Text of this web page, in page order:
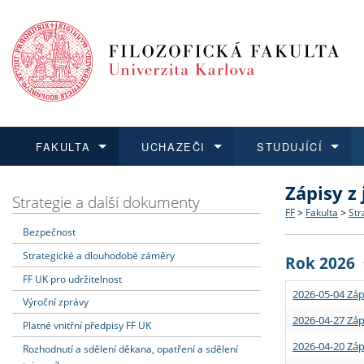
FAKULTA
Dozvědět se více
Struktura
Strategie
Podpora
UCHAZEČI
Podat přihlášku
Co
Učitelské
STUDUJÍCÍ
Dozvědět se více
Rigorózní
Dozvědět se více
O vědě a
Granty a
Dozvědět se více
Aktuální
Strategie a další dokumenty
Bezpečnost
Strategické a dlouhodobé záměry
FF UK pro udržitelnost
Výroční zprávy
Platné vnitřní předpisy FF UK
Rozhodnutí a sdělení děkana, opatření a sdělení
Zápisy
FF > Fakulta >
Rok 2026
2026-05-04
2026-04-27
2026-04-20